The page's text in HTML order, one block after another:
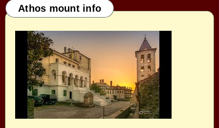
Athos mount info